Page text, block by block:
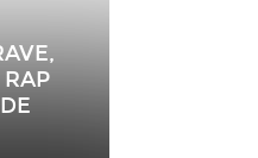
RAP